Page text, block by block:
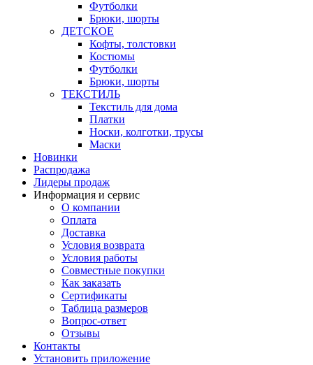
Футболки
Брюки, шорты
ДЕТСКОЕ
Кофты, толстовки
Костюмы
Футболки
Брюки, шорты
ТЕКСТИЛЬ
Текстиль для дома
Платки
Носки, колготки, трусы
Маски
Новинки
Распродажа
Лидеры продаж
Информация и сервис
О компании
Оплата
Доставка
Условия возврата
Условия работы
Совместные покупки
Как заказать
Сертификаты
Таблица размеров
Вопрос-ответ
Отзывы
Контакты
Установить приложение